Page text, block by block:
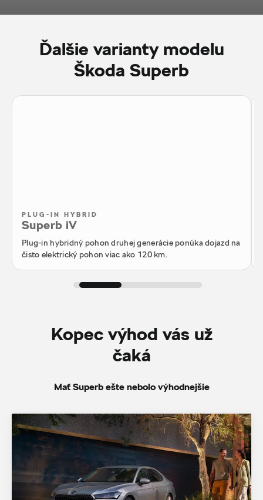
Ďalšie varianty modelu
Škoda Superb
PLUG-IN HYBRID
Superb iV
Plug-in hybridný pohon druhej generácie ponúka dojazd na
čisto elektrický pohon viac ako 120 km.
Kopec výhod vás už
čaká
Mať Superb ešte nebolo výhodnejšie